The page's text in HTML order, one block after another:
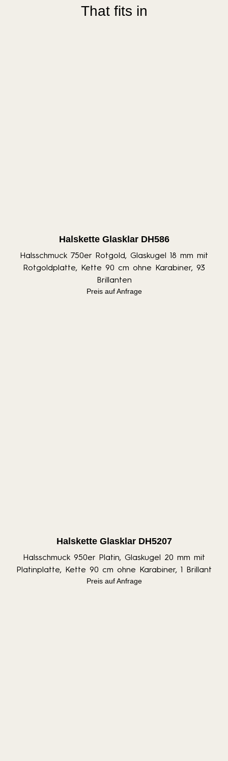
That fits in
Halskette Glasklar DH586
Halsschmuck 750er Rotgold, Glaskugel 18 mm mit
Rotgoldplatte, Kette 90 cm ohne Karabiner, 93
Brillanten
Preis auf Anfrage
Halskette Glasklar DH5207
Halsschmuck 950er Platin, Glaskugel 20 mm mit
Platinplatte, Kette 90 cm ohne Karabiner, 1 Brillant
Preis auf Anfrage